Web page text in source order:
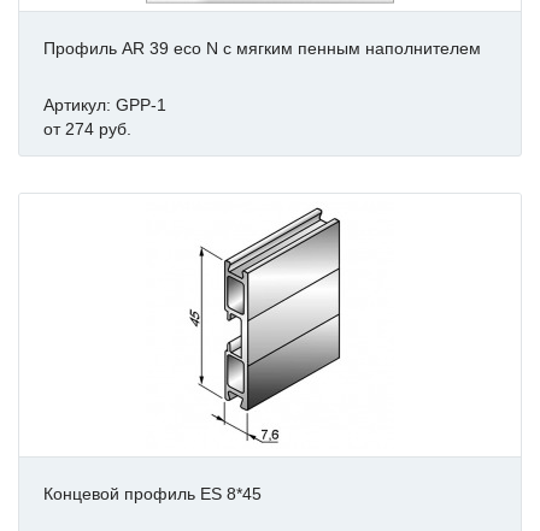
Профиль AR 39 eco N с мягким пенным наполнителем
Артикул: GPP-1
от 274 руб.
Концевой профиль ES 8*45